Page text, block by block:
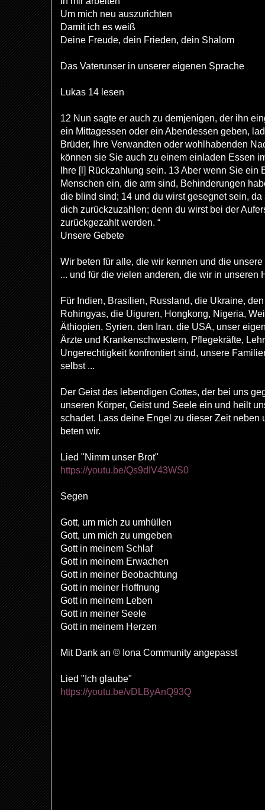
Um mich neu auszurichten
Damit ich es weiß
Deine Freude, dein Frieden, dein Shalom
Das Vaterunser in unserer eigenen Sprache
Lukas 14 lesen
12 Nun sagte er auch zu demjenigen, der ihn
ein Mittagessen oder ein Abendessen geben,
Brüder, Ihre Verwandten oder wohlhabenden
können sie Sie auch zu einem einladen Essen
Ihre [l] Rückzahlung sein. 13 Aber wenn Sie ein
Menschen ein, die arm sind, Behinderungen
die blind sind; 14 und du wirst gesegnet sein,
dich zurückzuzahlen; denn du wirst bei der
zurückgezahlt werden. “
Unsere Gebete
Wir beten für alle, die wir kennen und die
... und für die vielen anderen, die wir in unseren
Für Indien, Brasilien, Russland, die Ukraine,
Rohingyas, die Uiguren, Hongkong, Nigeria,
Äthiopien, Syrien, den Iran, die USA, unser
Ärzte und Krankenschwestern, Pflegekräfte,
Ungerechtigkeit konfrontiert sind, unsere
selbst ...
Der Geist des lebendigen Gottes, der bei uns
unseren Körper, Geist und Seele ein und heilt
schadet. Lass deine Engel zu dieser Zeit neben
beten wir.
Lied "Nimm unser Brot"
https://youtu.be/Qs9dIV43WS0
Segen
Gott, um mich zu umhüllen
Gott, um mich zu umgeben
Gott in meinem Schlaf
Gott in meinem Erwachen
Gott in meiner Beobachtung
Gott in meiner Hoffnung
Gott in meinem Leben
Gott in meiner Seele
Gott in meinem Herzen
Mit Dank an © Iona Community angepasst
Lied "Ich glaube"
https://youtu.be/vDLByAnQ93Q